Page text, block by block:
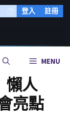
登入 註冊
MENU
懶人
亮點